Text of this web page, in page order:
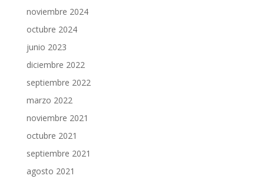
noviembre 2024
octubre 2024
junio 2023
diciembre 2022
septiembre 2022
marzo 2022
noviembre 2021
octubre 2021
septiembre 2021
agosto 2021